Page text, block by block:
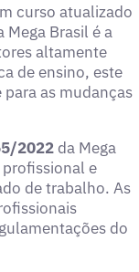
curso atualizado
Brasil é a
altamente
de ensino, este
as mudanças
2022 da Mega
profissional e
de trabalho. As
do